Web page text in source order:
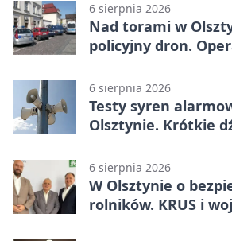
6 sierpnia 2026
Nad torami w
policyjny dron.
6 sierpnia 2026
Testy syren
Olsztynie. Krótkie
6 sierpnia 2026
W Olsztynie o
rolników. KRUS i